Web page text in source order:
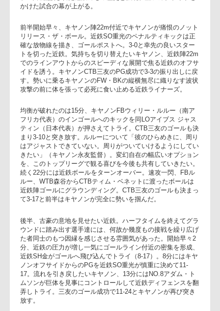
め、幾度となくスタンドを大いに沸かせたゲームの再現とな
トップリーグ昇格後、3シーズンを経て着実に結果を残すキヤ
ノン。昨年、一昨年の7位を１つでもステップアップするため
にはどうしてもこの一戦で凱歌を上げたいところだ。対して
和2年に創設された近鉄のもつ歴史と伝統、互いのプライドを
かけた試合の幕が上がる。
前半開始早々、キヤノン陣22m付近でキヤノンが痛恨のノット
確な放物線を描き、ゴールポストへ。3-0と幸先の良いスター
トを切った近鉄。気持ちを切り替えたいキヤノン、近鉄陣22m
でのラインアウトからのスピーディな展開で焦る近鉄のオフ
イドを誘う。キヤノンCTB三友のPG成功で3-3の振り出しに戻
す。勢いに乗るキヤノンのFW・BKの縦横無尽に織りなす波状
攻撃の前に体を張って必死に食い止める近鉄ライナーズ。
均衡が破れたのは15分、キヤノンFBウィリー・ルルー（南ア
フリカ代表）のインゴールへのキックを同LOアイブス ジャス
ティン（日本代表）が押さえてトライ。CTB三友のゴールも
はアジャストできていない。周りがついていけるようにして
きたい」（キヤノン永友監督）。変幻自在の幅広いオプショ
を、このトップリーグで観る喜びを今後も共有していきたい
続く22分には近鉄ボールをターンオーバー。速攻一閃、FBル
ルー、WTB森谷からCTBティム・ベネットに渡ったボールは
近鉄陣ゴールにグラウンディング。CTB三友のゴールも決ま
て3-17と前半はキヤノンが完全に勢いを掴んだ。
後半、古豪の意地を見せたい近鉄。ハーフタイムを終えてグ